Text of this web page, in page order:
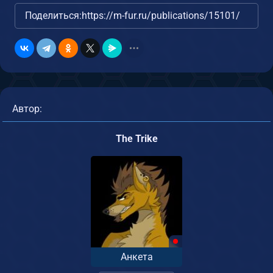
Поделиться:https://m-fur.ru/publications/15101/
Автор:
The Trike
Анкета